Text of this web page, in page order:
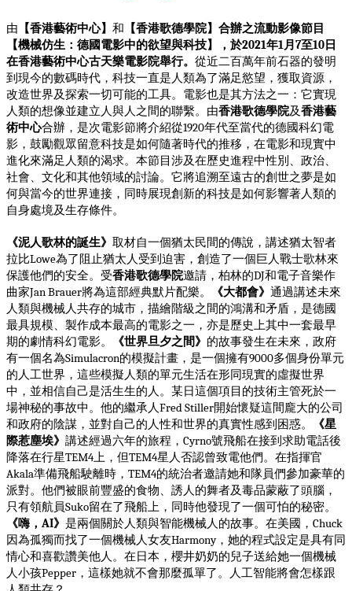
由 【香港藝術中心】 和 【香港歌德學院】合辦之流動影像節目
【機械仿生：德國電影中的欲望與科技】，於2021年1月7至10日
在香港藝術中心古天樂電影院舉行。 從近二百萬年前石器的發明
到現今的數碼時代，科技一直是人類為了滿足慾望，獲取資源，
改造世界及探索一切可能的工具。電影也是其方法之一：它實現
人類的想像並建立人與人之間的聯繫。由香港歌德學院及香港藝
術中心合辦，是次電影節將介紹從1920年代至當代的德國科幻電
影，鼓勵觀眾留意科技是如何隨著時代的推移，在電影和現實中
進化來滿足人類的渴求。本節目涉及在歷史進程中性別、政治、
社會、文化和其他領域的討論。它將追溯至遠古的創世之夢是如
何與當今的世界連接，同時展現創新的科技是如何影響著人類的
自身處境及生存條件。
《泥人歌林的誕生》 取材自一個猶太民間的傳說，講述猶太智者
拉比Lowe為了阻止猶太人受到迫害，創造了一個巨人戰士歌林來
保護他們的安全。受香港歌德學院邀請，柏林的DJ和電子音樂作
曲家Jan Brauer將為這部經典默片配樂。 《大都會》 通過講述未來
人類與機械人共存的城市，描繪階級之間的鴻溝和矛盾，是德國
最具規模、製作成本最高的電影之一，亦是歷史上其中一套最早
期的劇情科幻電影。
《世界旦夕之間》 的故事發生在未來，政府
有一個名為Simulacron的模擬計畫，是一個擁有9000多個身份單元
的人工世界，這些模擬人類的單元生活在形同現實的虛擬世界
中，並相信自己是活生生的人。某日這個項目的技術主管死於一
場神秘的事故中。他的繼承人Fred Stiller開始懷疑這間龐大的公司
和政府的陰謀，並對自己的人性和世界的真實性感到困惑。
《星
際惹塵埃》 講述經過六年的旅程， Cyrno號飛船在接到求助電話後
降落在行星TEM4上，但TEM4星人否認曾致電他們。在指揮官
Akala準備飛船駛離時， TEM4的統治者邀請她和隊員們參加豪華的
派對。他們被眼前豐盛的食物、誘人的舞者及毒品蒙蔽了頭腦，
只有領航員Suko留在了飛船上，同時他發現了一個可怕的秘密。
《嗨， AI》 是兩個關於人類與智能機械人的故事。在美國， Chuck
因為孤獨而找了一個機械人女友Harmony，她的程式設定是具有同
情心和喜歡讚美他人。在日本，櫻井奶奶的兒子送給她一個機械
人小孩Pepper ，這樣她就不會那麼孤單了。人工智能將會怎樣跟